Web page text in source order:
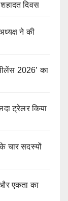
शहादत दिवस
ने की
2026’ का
ट्रेलर किया
चार सदस्यों
और एकता का